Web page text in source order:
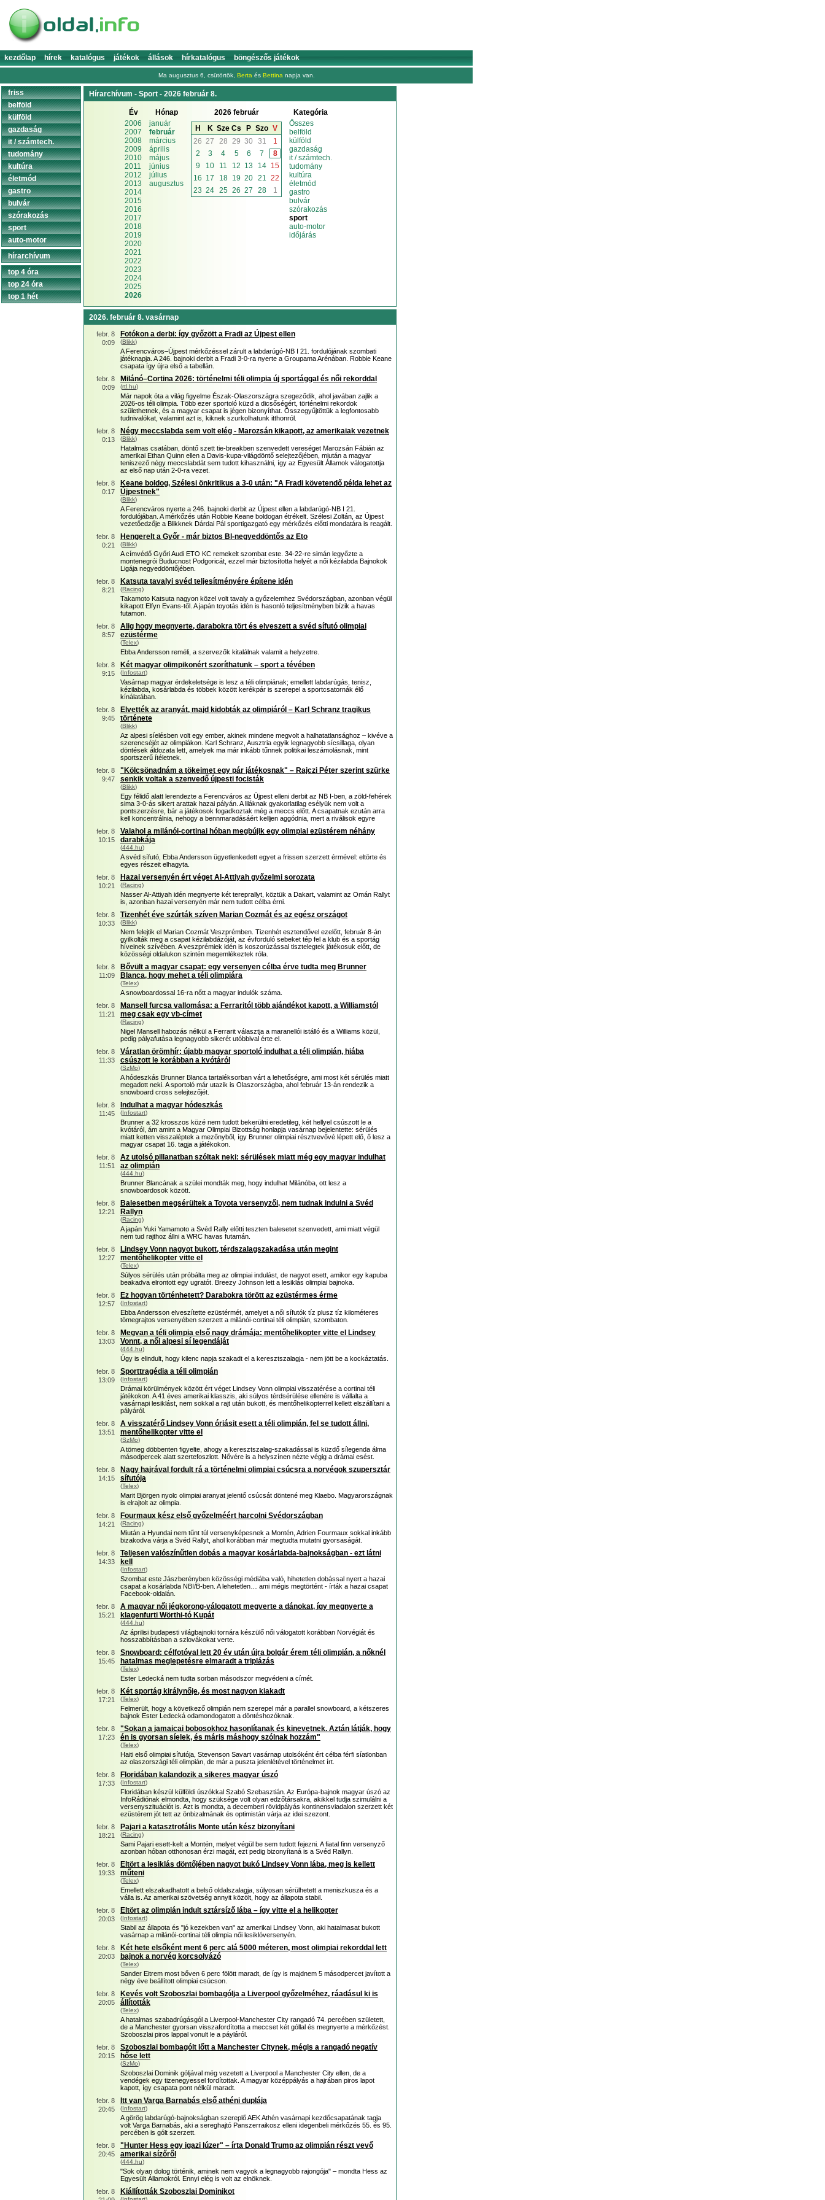
kezdőlap hírek katalógus játékok állások hírkatalógus böngészős játékok
Ma augusztus 6, csütörtök, Berta és Bettina napja van.
Hírarchívum - Sport - 2026 február 8.
Év
2006
2007
2008
2009
2010
2011
2012
2013
2014
2015
2016
2017
2018
2019
2020
2021
2022
2023
2024
2025
2026
Hónap
január
február
március
április
május
június
július
augusztus
2026 február
H
K Sze Cs P Szo V
26 27 28 29 30 31
1
2
3 4 5 6 7
8
9
10 11 12 13 14
15
16 17 18 19 20 21
22
23 24 25 26 27 28 1
Kategória
Összes
belföld
külföld
gazdaság
it / számtech.
tudomány
kultúra
életmód
gastro
bulvár
szórakozás
sport
auto-motor
időjárás
2026. február 8. vasárnap
febr. 8
0:09
Fotókon a derbi: így győzött a Fradi az Újpest ellen
(Blikk)
A Ferencváros–Újpest mérkőzéssel zárult a labdarúgó-NB I 21. fordulójának szombati
játéknapja. A 246. bajnoki derbit a Fradi 3-0-ra nyerte a Groupama Arénában. Robbie Keane
csapata így újra első a tabellán.
febr. 8
0:09
Milánó–Cortina 2026: történelmi téli olimpia új sportággal és női rekorddal
(rtl.hu)
Már napok óta a világ figyelme Észak-Olaszországra szegeződik, ahol javában zajlik a
2026-os téli olimpia. Több ezer sportoló küzd a dicsőségért, történelmi rekordok
születhetnek, és a magyar csapat is jégen bizonyíthat. Összegyűjtöttük a legfontosabb
tudnivalókat, valamint azt is, kiknek szurkolhatunk itthonról.
febr. 8
0:13
Négy meccslabda sem volt elég - Marozsán kikapott, az amerikaiak vezetnek
(Blikk)
Hatalmas csatában, döntő szett tie-breakben szenvedett vereséget Marozsán Fábián az
amerikai Ethan Quinn ellen a Davis-kupa-világdöntő selejtezőjében, miután a magyar
teniszező négy meccslabdát sem tudott kihasználni, így az Egyesült Államok válogatottja
az első nap után 2-0-ra vezet.
febr. 8
0:17
Keane boldog, Szélesi önkritikus a 3-0 után: "A Fradi követendő példa lehet az
Újpestnek"
(Blikk)
A Ferencváros nyerte a 246. bajnoki derbit az Újpest ellen a labdarúgó-NB I 21.
fordulójában. A mérkőzés után Robbie Keane boldogan étrékelt. Szélesi Zoltán, az Újpest
vezetőedzője a Blikknek Dárdai Pál sportigazgató egy mérkőzés előtti mondatára is reagált.
febr. 8
0:21
Hengerelt a Győr - már biztos Bl-negyeddöntős az Eto
(Blikk)
A címvédő Győri Audi ETO KC remekelt szombat este. 34-22-re simán legyőzte a
montenegrói Buducnost Podgoricát, ezzel már biztosította helyét a női kézilabda Bajnokok
Ligája negyeddöntőjében.
febr. 8
8:21
Katsuta tavalyi svéd teljesítményére építene idén
(Racing)
Takamoto Katsuta nagyon közel volt tavaly a győzelemhez Svédországban, azonban végül
kikapott Elfyn Evans-től. A japán toyotás idén is hasonló teljesítményben bízik a havas
futamon.
febr. 8
8:57
Alig hogy megnyerte, darabokra tört és elveszett a svéd sífutó olimpiai
ezüstérme
(Telex)
Ebba Andersson reméli, a szervezők kitalálnak valamit a helyzetre.
febr. 8
9:15
Két magyar olimpikonért szoríthatunk – sport a tévében
(Infostart)
Vasárnap magyar érdekeletsége is lesz a téli olimpiának; emellett labdarúgás, tenisz,
kézilabda, kosárlabda és többek között kerékpár is szerepel a sportcsatornák élő
kínálatában.
febr. 8
9:45
Elvették az aranyát, majd kidobták az olimpiáról – Karl Schranz tragikus
története
(Blikk)
Az alpesi síelésben volt egy ember, akinek mindene megvolt a halhatatlansághoz – kivéve a
szerencséjét az olimpiákon. Karl Schranz, Ausztria egyik legnagyobb sícsillaga, olyan
döntések áldozata lett, amelyek ma már inkább tűnnek politikai leszámolásnak, mint
sportszerű ítéletnek.
febr. 8
9:47
"Kölcsönadnám a tökeimet egy pár játékosnak" – Rajczi Péter szerint szürke
senkik voltak a szenvedő újpesti focisták
(Blikk)
Egy félidő alatt lerendezte a Ferencváros az Újpest elleni derbit az NB I-ben, a zöld-fehérek
sima 3-0-ás sikert arattak hazai pályán. A liláknak gyakorlatilag esélyük nem volt a
pontszerzésre, bár a játékosok fogadkoztak még a meccs előtt. A csapatnak ezután arra
kell koncentrálnia, nehogy a bennmaradásáért kelljen aggódnia, mert a riválisok egyre
febr. 8
10:15
Valahol a milánói-cortinai hóban megbújik egy olimpiai ezüstérem néhány
darabkája
(444.hu)
A svéd sífutó, Ebba Andersson ügyetlenkedett egyet a frissen szerzett érmével: eltörte és
egyes részeit elhagyta.
febr. 8
10:21
Hazai versenyén ért véget Al-Attiyah győzelmi sorozata
(Racing)
Nasser Al-Attiyah idén megnyerte két tereprallyt, köztük a Dakart, valamint az Omán Rallyt
is, azonban hazai versenyén már nem tudott célba érni.
febr. 8
10:33
Tizenhét éve szúrták szíven Marian Cozmát és az egész országot
(Blikk)
Nem felejtik el Marian Cozmát Veszprémben. Tizenhét esztendővel ezelőtt, február 8-án
gyilkolták meg a csapat kézilabdázóját, az évforduló sebeket tép fel a klub és a sportág
híveinek szívében. A veszprémiek idén is koszorúzással tisztelegtek játékosuk előtt, de
közösségi oldalukon szintén megemlékeztek róla.
febr. 8
11:09
Bővült a magyar csapat: egy versenyen célba érve tudta meg Brunner
Blanca, hogy mehet a téli olimpiára
(Telex)
A snowboardossal 16-ra nőtt a magyar indulók száma.
febr. 8
11:21
Mansell furcsa vallomása: a Ferraritól több ajándékot kapott, a Williamstól
meg csak egy vb-címet
(Racing)
Nigel Mansell habozás nélkül a Ferrarit választja a maranellói istálló és a Williams közül,
pedig pályafutása legnagyobb sikerét utóbbival érte el.
febr. 8
11:33
Váratlan örömhír: újabb magyar sportoló indulhat a téli olimpián, hiába
csúszott le korábban a kvótáról
(SzMo)
A hódeszkás Brunner Blanca tartaléksorban várt a lehetőségre, ami most két sérülés miatt
megadott neki. A sportoló már utazik is Olaszországba, ahol február 13-án rendezik a
snowboard cross selejtezőjét.
febr. 8
11:45
Indulhat a magyar hódeszkás
(Infostart)
Brunner a 32 krosszos közé nem tudott bekerülni eredetileg, két hellyel csúszott le a
kvótáról, ám amint a Magyar Olimpiai Bizottság honlapja vasárnap bejelentette: sérülés
miatt ketten visszaléptek a mezőnyből, így Brunner olimpiai résztvevővé lépett elő, ő lesz a
magyar csapat 16. tagja a játékokon.
febr. 8
11:51
Az utolsó pillanatban szóltak neki: sérülések miatt még egy magyar indulhat
az olimpián
(444.hu)
Brunner Blancának a szülei mondták meg, hogy indulhat Milánóba, ott lesz a
snowboardosok között.
febr. 8
12:21
Balesetben megsérültek a Toyota versenyzői, nem tudnak indulni a Svéd
Rallyn
(Racing)
A japán Yuki Yamamoto a Svéd Rally előtti teszten balesetet szenvedett, ami miatt végül
nem tud rajthoz állni a WRC havas futamán.
febr. 8
12:27
Lindsey Vonn nagyot bukott, térdszalagszakadása után megint
mentőhelikopter vitte el
(Telex)
Súlyos sérülés után próbálta meg az olimpiai indulást, de nagyot esett, amikor egy kapuba
beakadva elrontott egy ugratót. Breezy Johnson lett a lesiklás olimpiai bajnoka.
febr. 8
12:57
Ez hogyan történhetett? Darabokra törött az ezüstérmes érme
(Infostart)
Ebba Andersson elveszítette ezüstérmét, amelyet a női sífutók tíz plusz tíz kilométeres
tömegrajtos versenyében szerzett a milánói-cortinai téli olimpián, szombaton.
febr. 8
13:03
Megvan a téli olimpia első nagy drámája: mentőhelikopter vitte el Lindsey
Vonnt, a női alpesi sí legendáját
(444.hu)
Úgy is elindult, hogy kilenc napja szakadt el a keresztszalagja - nem jött be a kockáztatás.
febr. 8
13:09
Sporttragédia a téli olimpián
(Infostart)
Drámai körülmények között ért véget Lindsey Vonn olimpiai visszatérése a cortinai téli
játékokon. A 41 éves amerikai klasszis, aki súlyos térdsérülése ellenére is vállalta a
vasárnapi lesiklást, nem sokkal a rajt után bukott, és mentőhelikopterrel kellett elszállítani a
pályáról.
febr. 8
13:51
A visszatérő Lindsey Vonn óriásit esett a téli olimpián, fel se tudott állni,
mentőhelikopter vitte el
(SzMo)
A tömeg döbbenten figyelte, ahogy a keresztszalag-szakadással is küzdő sílegenda álma
másodpercek alatt szertefoszlott. Nővére is a helyszínen nézte végig a drámai esést.
febr. 8
14:15
Nagy hajrával fordult rá a történelmi olimpiai csúcsra a norvégok szupersztár
sífutója
(Telex)
Marit Björgen nyolc olimpiai aranyat jelentő csúcsát döntené meg Klaebo. Magyarországnak
is elrajtolt az olimpia.
febr. 8
14:21
Fourmaux kész első győzelméért harcolni Svédországban
(Racing)
Miután a Hyundai nem tűnt túl versenyképesnek a Montén, Adrien Fourmaux sokkal inkább
bizakodva várja a Svéd Rallyt, ahol korábban már megtudta mutatni gyorsaságát.
febr. 8
14:33
Teljesen valószínűtlen dobás a magyar kosárlabda-bajnokságban - ezt látni
kell
(Infostart)
Szombat este Jászberényben közösségi médiába való, hihetetlen dobással nyert a hazai
csapat a kosárlabda NBI/B-ben. A lehetetlen… ami mégis megtörtént - írták a hazai csapat
Facebook-oldalán.
febr. 8
15:21
A magyar női jégkorong-válogatott megverte a dánokat, így megnyerte a
klagenfurti Wörthi-tó Kupát
(444.hu)
Az áprilisi budapesti világbajnoki tornára készülő női válogatott korábban Norvégiát és
hosszabbításban a szlovákokat verte.
febr. 8
15:45
Snowboard: célfotóval lett 20 év után újra bolgár érem téli olimpián, a nőknél
hatalmas meglepetésre elmaradt a triplázás
(Telex)
Ester Ledecká nem tudta sorban másodszor megvédeni a címét.
febr. 8
17:21
Két sportág királynője, és most nagyon kiakadt
(Telex)
Felmerült, hogy a következő olimpián nem szerepel már a parallel snowboard, a kétszeres
bajnok Ester Ledecká odamondogatott a döntéshozóknak.
febr. 8
17:23
"Sokan a jamaicai bobosokhoz hasonlítanak és kinevetnek. Aztán látják, hogy
én is gyorsan síelek, és máris máshogy szólnak hozzám"
(Telex)
Haiti első olimpiai sífutója, Stevenson Savart vasárnap utolsóként ért célba férfi síatlonban
az olaszországi téli olimpián, de már a puszta jelenlétével történelmet írt.
febr. 8
17:33
Floridában kalandozik a sikeres magyar úszó
(Infostart)
Floridában készül külföldi úszókkal Szabó Szebasztián. Az Európa-bajnok magyar úszó az
InfoRádiónak elmondta, hogy szüksége volt olyan edzőtársakra, akikkel tudja szimulálni a
versenyszituációt is. Azt is mondta, a decemberi rövidpályás kontinensviadalon szerzett két
ezüstérem jót tett az önbizalmának és optimistán várja az idei szezont.
febr. 8
18:21
Pajari a katasztrofális Monte után kész bizonyítani
(Racing)
Sami Pajari esett-kelt a Montén, melyet végül be sem tudott fejezni. A fiatal finn versenyző
azonban hóban otthonosan érzi magát, ezt pedig bizonyítaná is a Svéd Rallyn.
febr. 8
19:33
Eltört a lesiklás döntőjében nagyot bukó Lindsey Vonn lába, meg is kellett
műteni
(Telex)
Emellett elszakadhatott a belső oldalszalagja, súlyosan sérülhetett a meniszkusza és a
válla is. Az amerikai szövetség annyit közölt, hogy az állapota stabil.
febr. 8
20:03
Eltört az olimpián indult sztársíző lába – így vitte el a helikopter
(Infostart)
Stabil az állapota és "jó kezekben van" az amerikai Lindsey Vonn, aki hatalmasat bukott
vasárnap a milánói-cortinai téli olimpia női lesiklóversenyén.
febr. 8
20:03
Két hete elsőként ment 6 perc alá 5000 méteren, most olimpiai rekorddal lett
bajnok a norvég korcsolyázó
(Telex)
Sander Eitrem most bőven 6 perc fölött maradt, de így is majdnem 5 másodpercet javított a
négy éve beállított olimpiai csúcson.
febr. 8
20:05
Kevés volt Szoboszlai bombagólja a Liverpool győzelméhez, ráadásul ki is
állították
(Telex)
A hatalmas szabadrúgásgól a Liverpool-Manchester City rangadó 74. percében született,
de a Manchester gyorsan visszafordította a meccset két góllal és megnyerte a mérkőzést.
Szoboszlai piros lappal vonult le a páyláról.
febr. 8
20:15
Szoboszlai bombagólt lőtt a Manchester Citynek, mégis a rangadó negatív
hőse lett
(SzMo)
Szoboszlai Dominik góljával még vezetett a Liverpool a Manchester City ellen, de a
vendégek egy tizenegyessel fordítottak. A magyar középpályás a hajrában piros lapot
kapott, így csapata pont nélkül maradt.
febr. 8
20:45
Itt van Varga Barnabás első athéni duplája
(Infostart)
A görög labdarúgó-bajnokságban szereplő AEK Athén vasárnapi kezdőcsapatának tagja
volt Varga Barnabás, aki a sereghajtó Panszerraikosz elleni idegenbeli mérkőzés 55. és 95.
percében is gólt szerzett.
febr. 8
20:45
"Hunter Hess egy igazi lúzer" – írta Donald Trump az olimpián részt vevő
amerikai sízőről
(444.hu)
"Sok olyan dolog történik, aminek nem vagyok a legnagyobb rajongója" – mondta Hess az
Egyesült Államokról. Ennyi elég is volt az elnöknek.
febr. 8
Kiállították Szoboszlai Dominikot
friss
belföld
külföld
gazdaság
it / számtech.
tudomány
kultúra
életmód
gastro
bulvár
szórakozás
sport
auto-motor
hírarchívum
top 4 óra
top 24 óra
top 1 hét